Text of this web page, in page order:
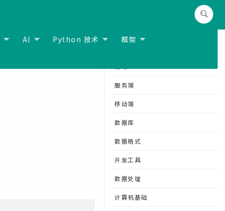
AI Python 技术 框架
服务端
移动端
数据库
数据格式
开发工具
数据处理
计算机基础